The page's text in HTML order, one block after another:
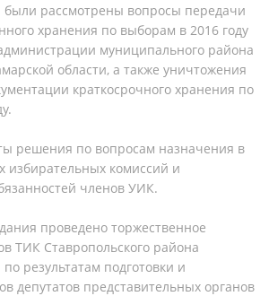
были рассмотрены вопросы передачи
хранения по выборам в 2016 году
муниципального района
области, а также уничтожения
краткосрочного хранения по
решения по вопросам назначения в
избирательных комиссий и
членов УИК.
проведено торжественное
ТИК Ставропольского района
результатам подготовки и
депутатов представительных органов